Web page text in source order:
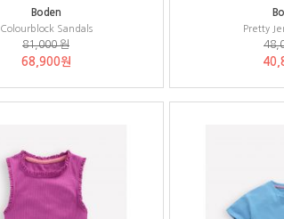
Boden
Colourblock Sandals
81,000 원
68,900원
Pretty